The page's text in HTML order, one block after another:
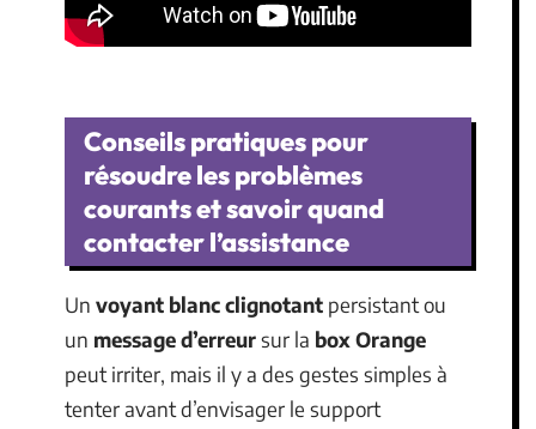
Conseils pratiques pour
résoudre les problèmes
courants et savoir quand
contacter l’assistance
Un voyant blanc clignotant persistant ou
un message d’erreursur la box Orange
peut irriter, mais il y a des gestes simples à
tenter avant d’envisager le support